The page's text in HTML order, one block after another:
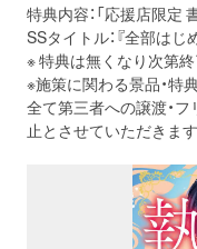
特典内容：「応援店限定
SSタイトル：『全部はじ
※ 特典は無くなり次第終
※施策に関わる景品・特
全て第三者への譲渡・
止とさせていただきます